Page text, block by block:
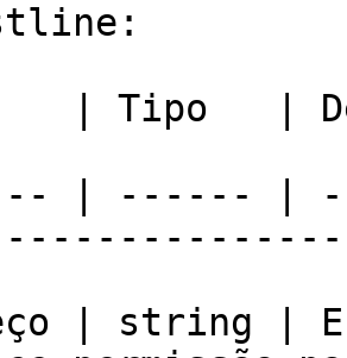
| Tipo   |
| ------ |
| string |